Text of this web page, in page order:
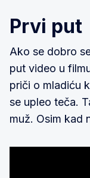
Prvi put
Ako se dobro
put video u
priči o mladiću
se upleo teča.
muž. Osim kad